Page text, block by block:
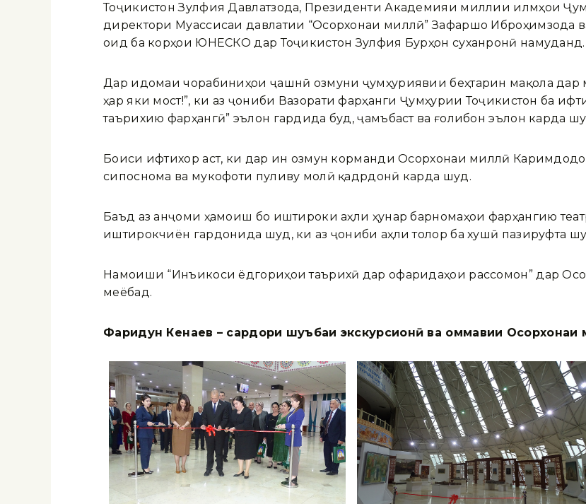
Тоҷикистон Зулфия Давлатзода, Президенти Академияи миллии илмҳои
директори Муассисаи давлатии “Осорхонаи миллӣ” Зафаршо Иброҳимзода
оид ба корҳои ЮНЕСКО дар Тоҷикистон Зулфия Бурҳон суханронӣ намуданд.
Дар идомаи чорабиниҳои ҷашнӣ озмуни ҷумҳуриявии беҳтарин мақола дар
ҳар яки мост!”, ки аз ҷониби Вазорати фарҳанги Ҷумҳурии Тоҷикистон ба
таърихию фарҳангӣ” эълон гардида буд, ҷамъбаст ва ғолибон эълон карда
Боиси ифтихор аст, ки дар ин озмун корманди Осорхонаи миллӣ
сипоснома ва мукофоти пуливу молӣ қадрдонӣ карда шуд.
Баъд аз анҷоми ҳамоиш бо иштироки аҳли ҳунар барномаҳои фарҳангию
иштирокчиён гардонида шуд, ки аз ҷониби аҳли толор ба хушӣ пазируфта
Намоиши “Инъикоси ёдгориҳои таърихӣ дар офаридаҳои рассомон” дар
меёбад.
Фаридун Кенҷаев – сардори шуъбаи экскурсионӣ ва оммавии Осорхонаи